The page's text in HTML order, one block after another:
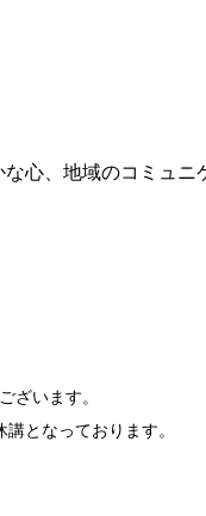
心、地域のコミュ
ざいます。
となっております。